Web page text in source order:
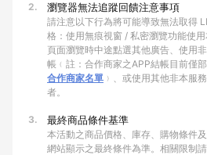
2. 瀏覽器無法追蹤回饋注意事項
請注意以下行為將可能導致無法取得
格：使用無痕視窗 / 私密瀏覽功能使
頁面瀏覽時中途點選其他廣告、使用
帳﹙註：合作商家之APP結帳目前僅
合作商家名單 ﹚、或使用其他非本服
者。
3. 最終商品條件基準
本活動之商品價格、庫存、購物條件
網站顯示之最終條件為準。相關限制